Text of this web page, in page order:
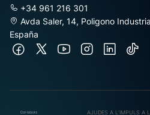
+34 961 216 301
Avda Saler, 14, Poligono
España
AJUDES A L’IMPULS A